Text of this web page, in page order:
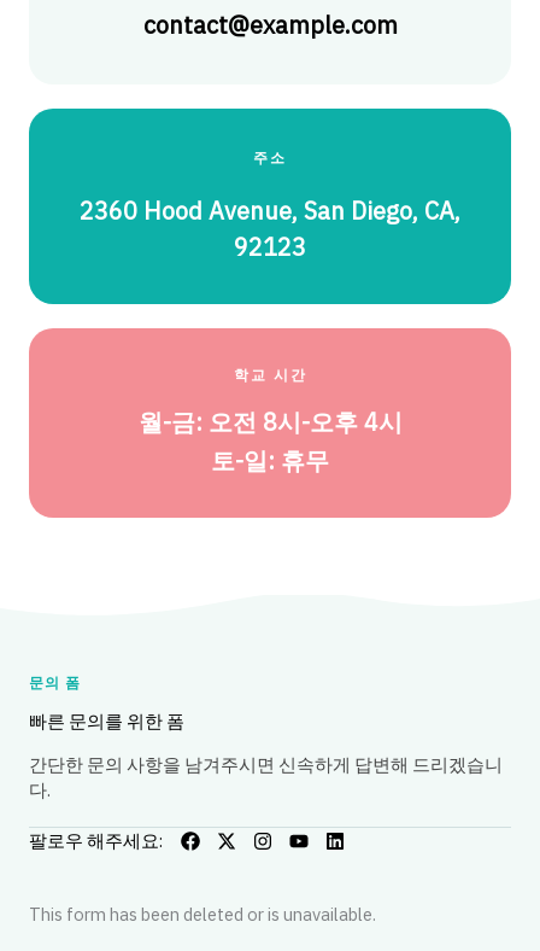
contact@example.com
주소
2360 Hood Avenue, San Diego, CA,
92123
학교 시간
월-금: 오전 8시-오후 4시
토-일: 휴무
문의 폼
빠른 문의를 위한 폼
간단한 문의 사항을 남겨주시면 신속하게 답변해 드리겠습니
다.
팔로우 해주세요:
This form has been deleted or is unavailable.